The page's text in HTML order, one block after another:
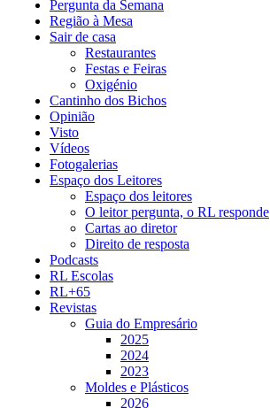
Pergunta da Semana
Região à Mesa
Sair de casa
Restaurantes
Festas e Feiras
Oxigénio
Cantinho dos Bichos
Opinião
Visto
Vídeos
Fotogalerias
Espaço dos Leitores
Espaço dos leitores
O leitor pergunta, o RL responde
Cartas ao diretor
Direito de resposta
Podcasts
RL Escolas
RL+65
Revistas
Guia do Empresário
2025
2024
2023
Moldes e Plásticos
2026